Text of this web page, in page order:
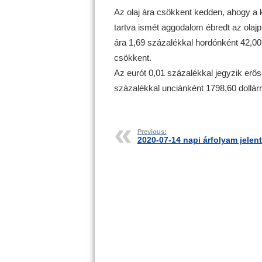
Az olaj ára csökkent kedden, ahogy
tartva ismét aggodalom ébredt az
ára 1,69 százalékkal hordónként
csökkent.
Az eurót 0,01 százalékkal jegyzik
százalékkal unciánként 1798,60
Previous:
2020-07-14 napi árfolyam